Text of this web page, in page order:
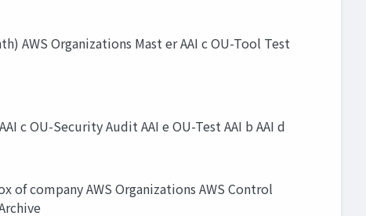
AWS Organizations Mast er AAI c OU-Tool Test
c OU-Security Audit AAI e OU-Test AAI b AAI d
company AWS Organizations AWS Control